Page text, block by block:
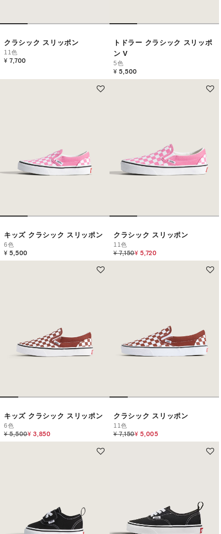
クラシック スリッポン
11色
¥ 7,700
トドラー クラシック スリッポ
ン V
5色
¥ 5,500
キッズ クラシック スリッポン
6色
¥ 5,500
クラシック スリッポン
11色
Price reduced from
¥ 7,150to
¥ 5,720
キッズ クラシック スリッポン
6色
Price reduced from
¥ 5,500to
¥ 3,850
クラシック スリッポン
11色
Price reduced from
¥ 7,150to
¥ 5,005